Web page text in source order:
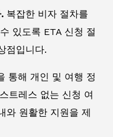
복잡한 비자 절차를
있도록 ETA 신청 절
점입니다.
통해 개인 및 여행 정
트레스 없는 신청 여
와 원활한 지원을 제